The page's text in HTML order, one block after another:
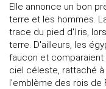
Elle annonce un bon
terre et les hommes.
trace du pied d'Iris,
terre. D'ailleurs, les
faucon et comparaient
ciel céleste, rattaché
l’emblème des rois de